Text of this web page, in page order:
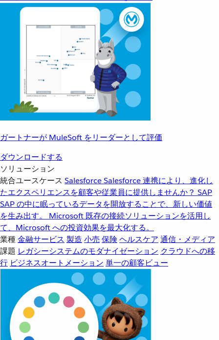
ガートナーが MuleSoft をリーダーとして評価
ダウンロードする
ソリューション
統合ユースケース SalesforceSalesforce 連携により、進化し
たエクスペリエンスを顧客や従業員に提供しませんか？ SAP
SAP の中に眠っているデータを開放することで、新しい価値
を生み出す。
Microsoft 既存の接続ソリューションを活用し
て、Microsoft への投資効果を最大化する。
業種金融サービス 製造 小売 保険 ヘルスケア 通信・メディア
課題 レガシーシステムのモダナイゼーション クラウドへの移
行 ビジネスオートメーション 単一の顧客ビュー